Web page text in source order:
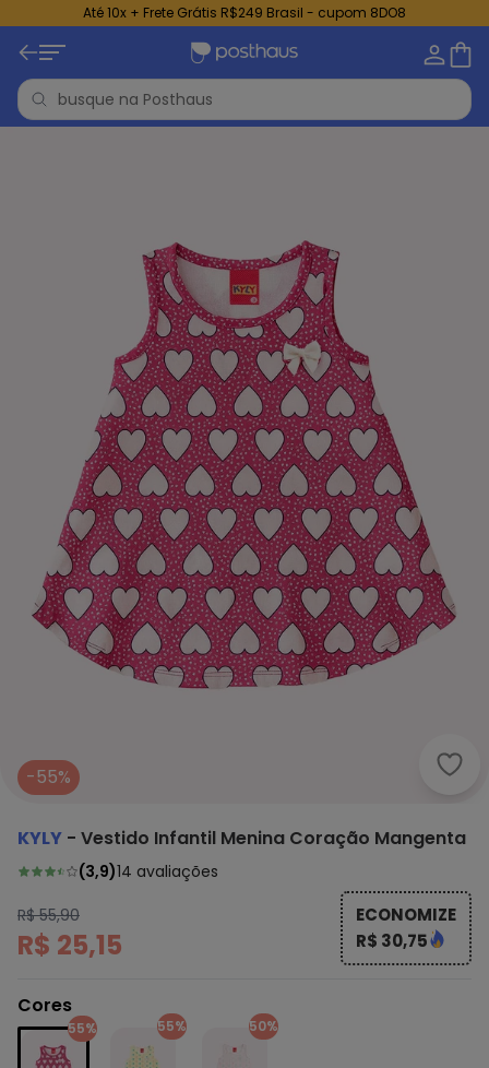
Até 10x + Frete Grátis R$249 Brasil - cupom 8DO8
-55%
KYLY - Vestido Infantil Menina Coração Mangenta
(3,9)14 avaliações
R$ 55,90
R$ 25,15
ECONOMIZE
R$ 30,75
Cores
55% 55% 50%